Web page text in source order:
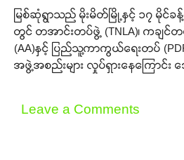
မြစ်ဆုံရွာသည် မိုးမိတ်မြို့နှင့် ၁၇ မိုင်ခန့်
တွင် တအာင်းတပ်ဖွဲ့ (TNLA)၊ ကချင်တ
(AA)နှင့် ပြည်သူ့ကာကွယ်ရေးတပ်
အဖွဲ့အစည်းများ လှုပ်ရှားနေကြောင်း
Leave a Comments